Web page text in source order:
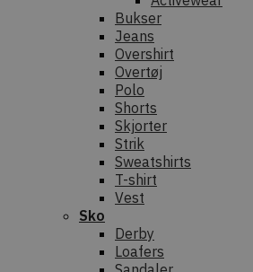
Bukser
Jeans
Overshirt
Overtøj
Polo
Shorts
Skjorter
Strik
Sweatshirts
T-shirt
Vest
Sko
Derby
Loafers